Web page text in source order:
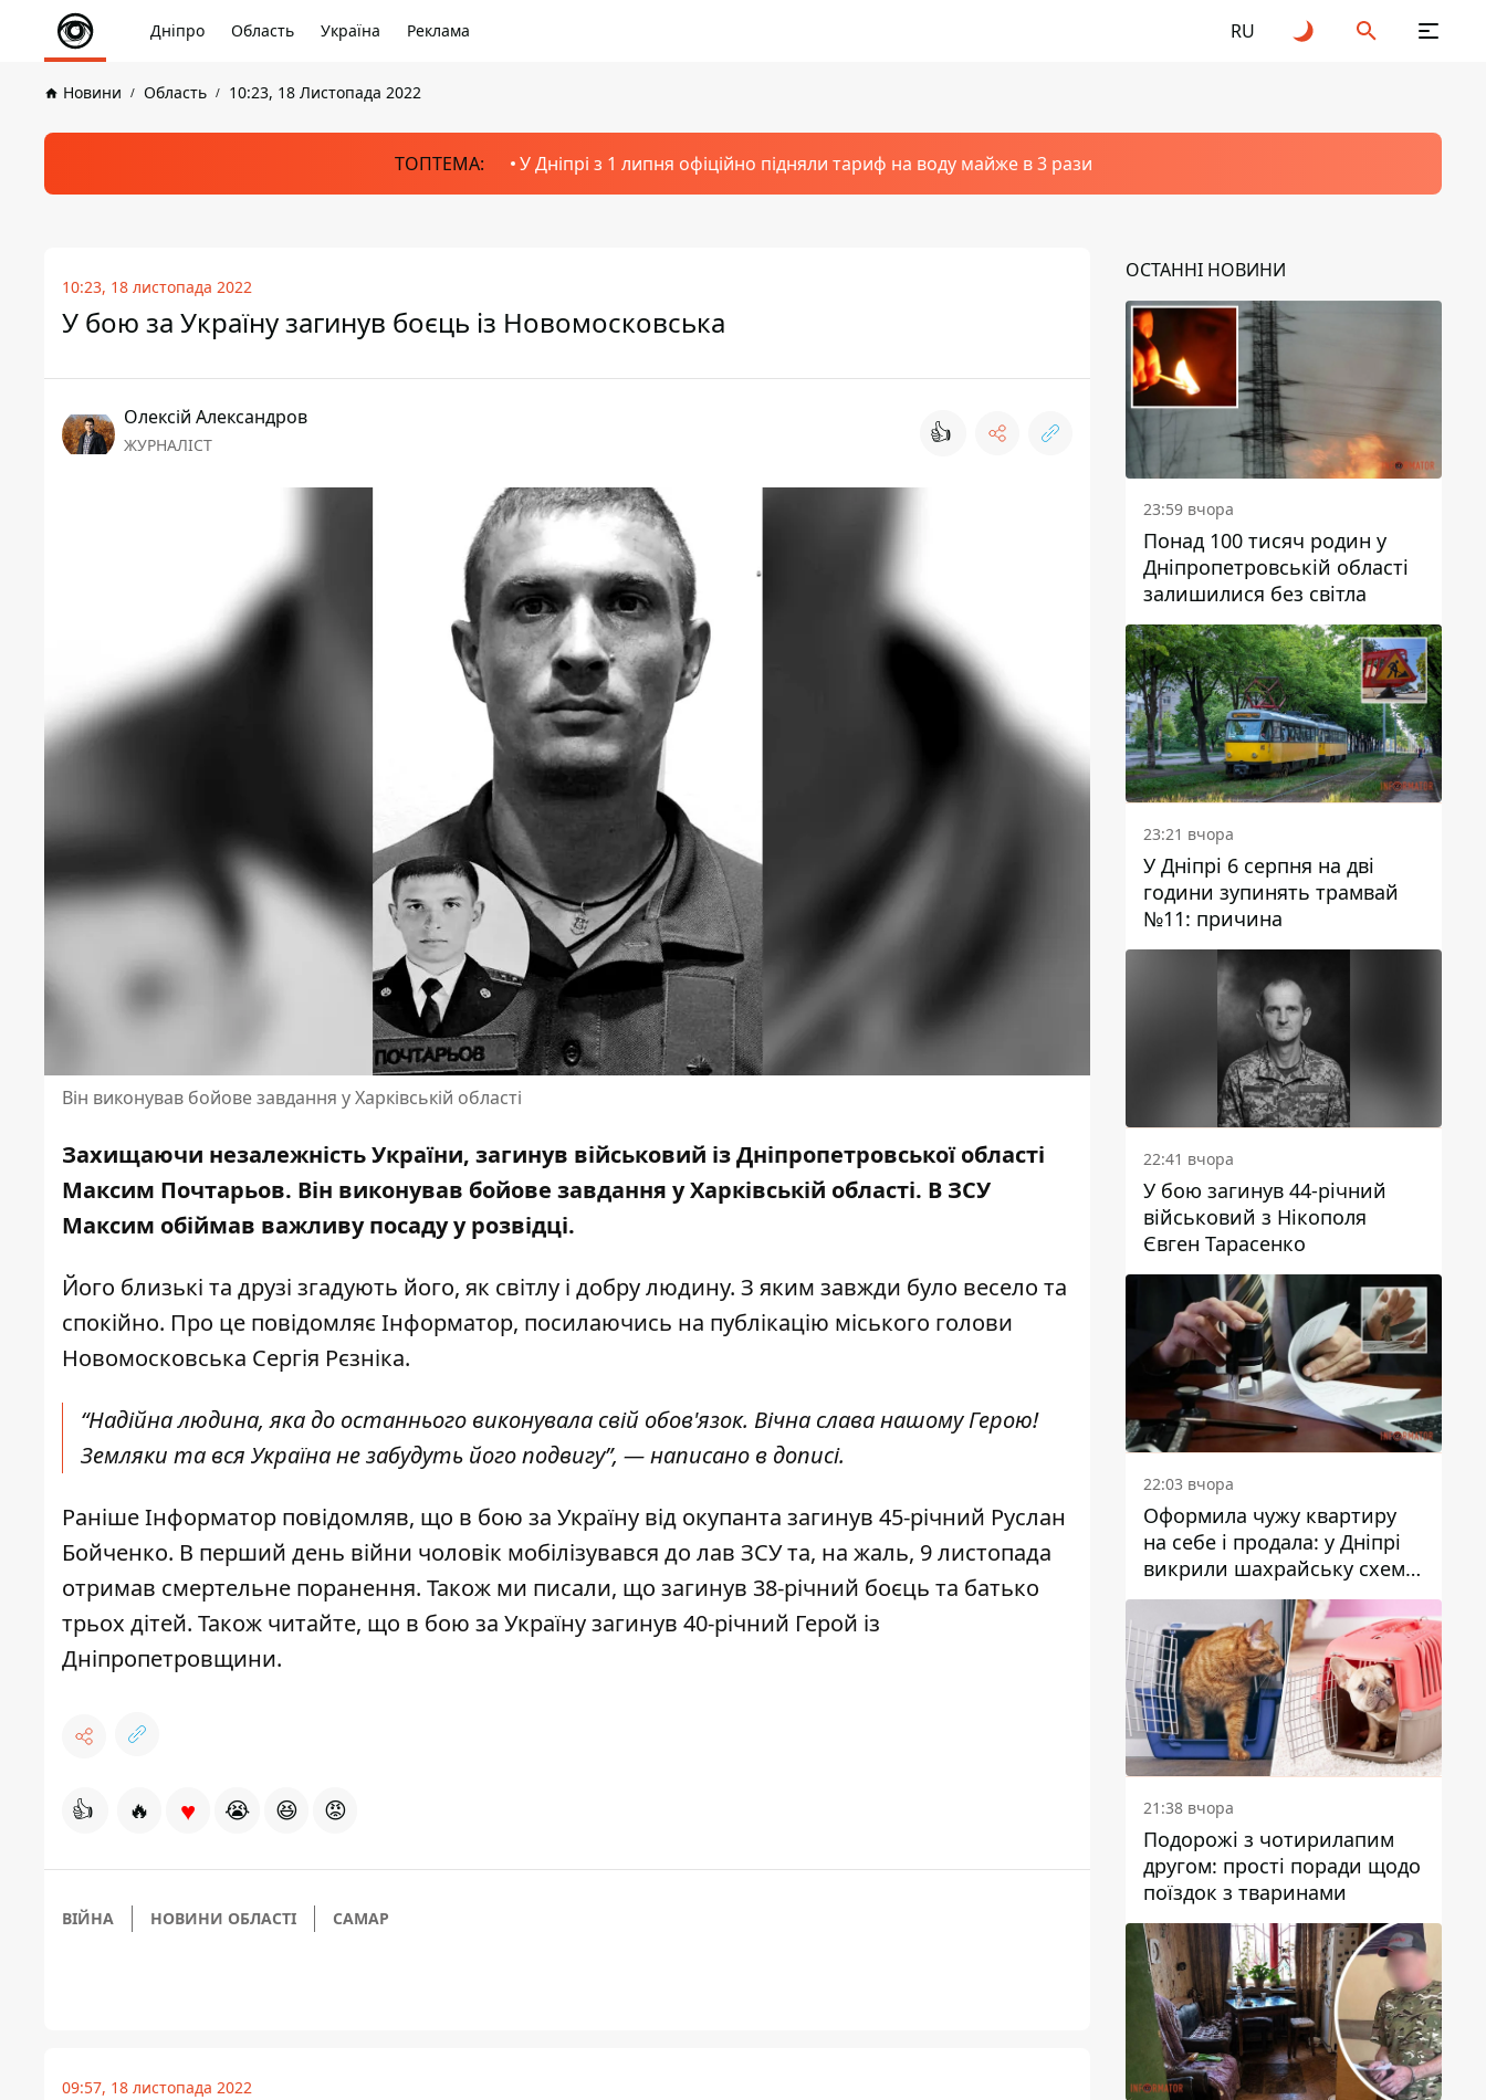
Дніпро Область Україна Реклама RU
Новини Область 10:23, 18 Листопада 2022
ТОПТЕМА: У Дніпрі з 1 липня офіційно підняли тариф на воду майже в 3 рази
10:23, 18 листопада 2022
У бою за Україну загинув боєць із Новомосковська
Олексій Александров
ЖУРНАЛІСТ 👍
Він виконував бойове завдання у Харківській області
Захищаючи незалежність України, загинув військовий із Дніпропетровської області
Максим Почтарьов. Він виконував бойове завдання у Харківській області. В ЗСУ
Максим обіймав важливу посаду у розвідці.
Його близькі та друзі згадують його, як світлу і добру людину. З яким завжди було весело та
спокійно. Про це повідомляє Інформатор, посилаючись на публікацію міського голови
Новомосковська Сергія Рєзніка.
“Надійна людина, яка до останнього виконувала свій обов'язок. Вічна слава нашому Герою!
Земляки та вся Україна не забудуть його подвигу”, — написано в дописі.
Раніше Інформатор повідомляв, що в бою за Україну від окупанта загинув 45-річний Руслан
Бойченко. В перший день війни чоловік мобілізувався до лав ЗСУ та, на жаль, 9 листопада
отримав смертельне поранення. Також ми писали, що загинув 38-річний боєць та батько
трьох дітей. Також читайте, що в бою за Українузагинув 40-річний Герой із
Дніпропетровщини.
👍 🔥 ♥ 😭 😆 😡
ВІЙНА НОВИНИ ОБЛАСТІ САМАР
09:57, 18 листопада 2022
ОСТАННІ НОВИНИ
23:59 вчора
Понад 100 тисяч родин у
Дніпропетровській області
залишилися без світла
23:21 вчора
У Дніпрі 6 серпня на дві
години зупинять трамвай
№11: причина
22:41 вчора
У бою загинув 44-річний
військовий з Нікополя
Євген Тарасенко
22:03 вчора
Оформила чужу квартиру
на себе і продала: у Дніпрі
викрили шахрайську схему
з нерухомістю
21:38 вчора
Подорожі з чотирилапим
другом: прості поради щодо
поїздок з тваринами